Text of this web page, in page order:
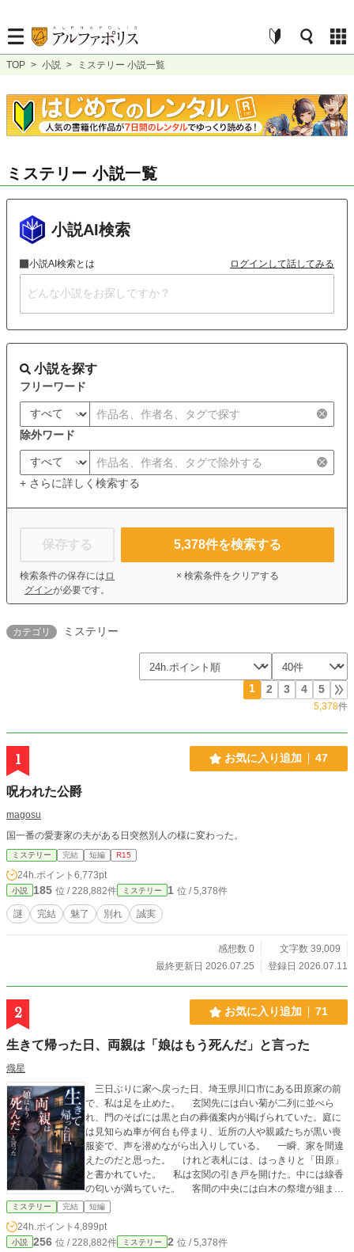
TOP > 小説 > ミステリー 小説一覧
ミステリー 小説一覧
小説AI検索
小説AI検索とは ログインして話してみる
小説を探す
フリーワード
除外ワード
+ さらに詳しく検索する
保存する
検索条件の保存には ロ
グインが必要です。
5,378件を検索する
× 検索条件をクリアする
カテゴリ ミステリー
1 2 3 4 5
5,378件
1 お気に入り追加 47
呪われた公爵
magosu
国一番の愛妻家の夫がある日突然別人の様に変わった。
ミステリー 完結 短編 R15
24h.ポイント 6,773pt
小説 185 位 / 228,882件 ミステリー 1 位 / 5,378件
謎 完結 魅了 別れ 誠実
感想数 0
文字数 39,009
最終更新日 2026.07.25
登録日 2026.07.11
2 お気に入り追加 71
生きて帰った日、両親は「娘はもう死んだ」と言った
熾星
三日ぶりに家へ戻った日、埼玉県川口市にある田原家の前
で、私は足を止めた。 玄関先には白い菊が二列に並べら
れ、門のそばには黒と白の葬儀案内が掲げられていた。庭に
は見知らぬ車が何台も停まり、近所の人や親戚たちが黒い喪
服姿で、声を潜めながら出入りしている。 一瞬、家を間違
えたのだと思った。 けれど表札には、はっきりと「田原」
と書かれていた。 私は玄関の引き戸を開けた。中には線香
の匂いが満ちていた。 客間の中央には白木の祭壇が組ま
れ、供花、白木の位牌、焼香台がそろえられている。黒い額
に入った遺影が、その真ん中に置かれていた。 写真の中の
女の子は、私が一番好きだったベージュのニットを着てい
た。長い髪を肩に垂らし、穏やかに笑っている。 けれど、
ミステリー 完結 短編
24h.ポイント 4,899pt
小説 256 位 / 228,882件 ミステリー 2 位 / 5,378件